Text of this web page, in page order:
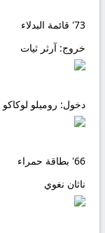
73' قائمة البدلاء
خروج: آرثر ثيات
دخول: روميلو لوكاكو
66' بطاقة حمراء
ناثان نغوي